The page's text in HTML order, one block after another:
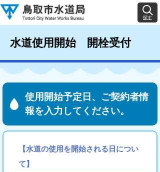
探す
水道使用開始 開栓受付
使用開始予定日、ご契約者情
報を入力してください。
【水道の使用を開始される日につい
て】